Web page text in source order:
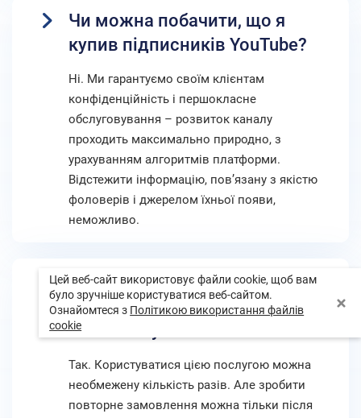
Чи можна побачити, що я
купив підписників YouTube?
Ні. Ми гарантуємо своїм клієнтам
конфіденційність і першокласне
обслуговування – розвиток каналу
проходить максимально природно, з
урахуванням алгоритмів платформи.
Відстежити інформацію, пов’язану з якістю
фоловерів і джерелом їхньої появи,
неможливо.
Чи можна замовити накрутку
підписників повторно на той
самий Ютуб-канал?
Так. Користуватися цією послугою можна
необмежену кількість разів. Але зробити
повторне замовлення можна тільки після
Цей веб-сайт використовує файли cookie, щоб вам
було зручніше користуватися веб-сайтом.
Ознайомтеся з Політикою використання файлів
cookie